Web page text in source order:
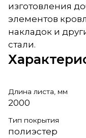
изготовления
элементов
накладок и
стали.
Длина листа, мм
2000
Тип покрытия
полиэстер